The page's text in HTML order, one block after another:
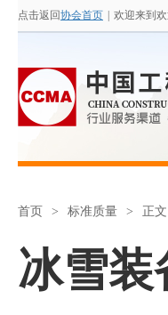
点击返回协会首页 欢迎来到
首页 > 标准质量 > 正文
冰雪装